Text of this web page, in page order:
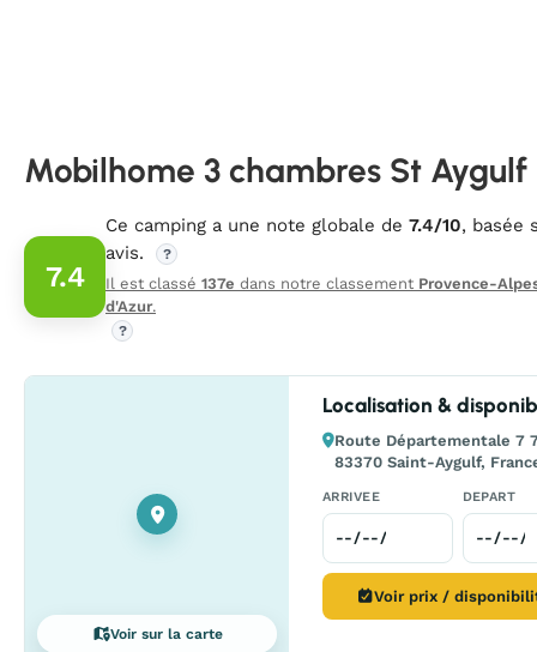
Mobilhome 3 chambres St Aygulf
7.4
Ce camping a une note globale de 7.4/10, basée
avis.
?
Il est classé 137e dans notre classement Provence-
d'Azur.
?
Voir sur la carte
Localisation &
Route Départementale 7
83370 Saint-Aygulf,
ARRIVEE DEPART
Voir prix /